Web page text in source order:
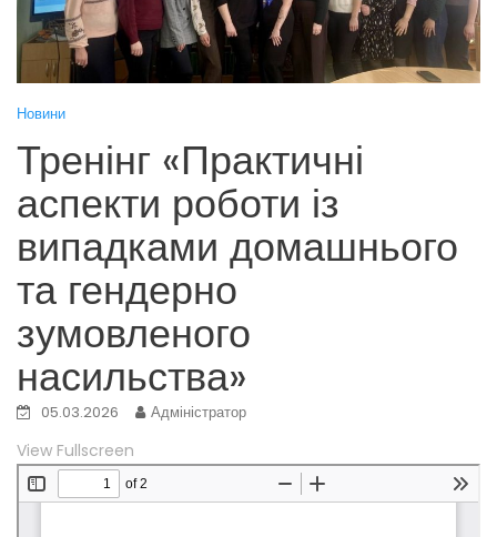
Новини
Тренінг «Практичні
аспекти роботи із
випадками домашнього
та гендерно
зумовленого
насильства»
05.03.2026 Адміністратор
View Fullscreen